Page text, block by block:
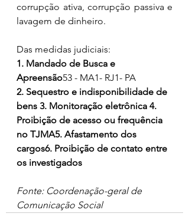
corrupção ativa, corrupção passiva e
lavagem de dinheiro.
Das medidas judiciais:
1. Mandado de Busca e
Apreensão53 - MA1- RJ1- PA
2. ⁠Sequestro e indisponibilidade de
bens 3. ⁠Monitoração eletrônica 4.
⁠Proibição de acesso ou frequência
no TJMA5. ⁠Afastamento dos
cargos6. ⁠Proibição de contato entre
os investigados
Fonte: Coordenação-geral de
Comunicação Social